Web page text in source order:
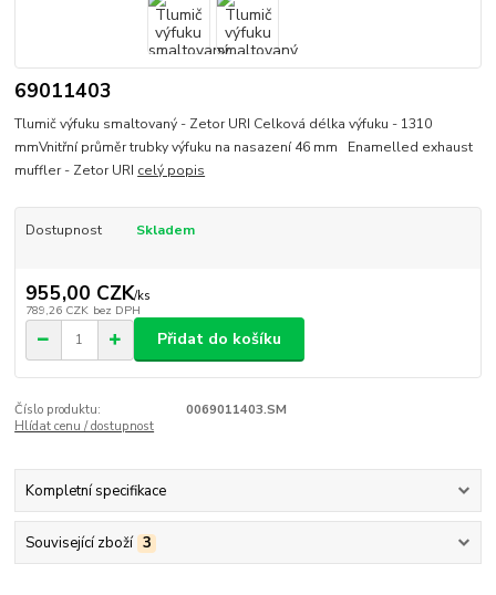
69011403
Tlumič výfuku smaltovaný - Zetor URI Celková délka výfuku - 1310
mmVnitřní průměr trubky výfuku na nasazení 46 mm Enamelled exhaust
muffler - Zetor URI celý popis
Dostupnost Skladem
955,00 CZK/ks
789,26 CZK bez DPH
Přidat do košíku
Číslo produktu:
0069011403.SM
Hlídat cenu / dostupnost
Kompletní specifikace
Související zboží 3